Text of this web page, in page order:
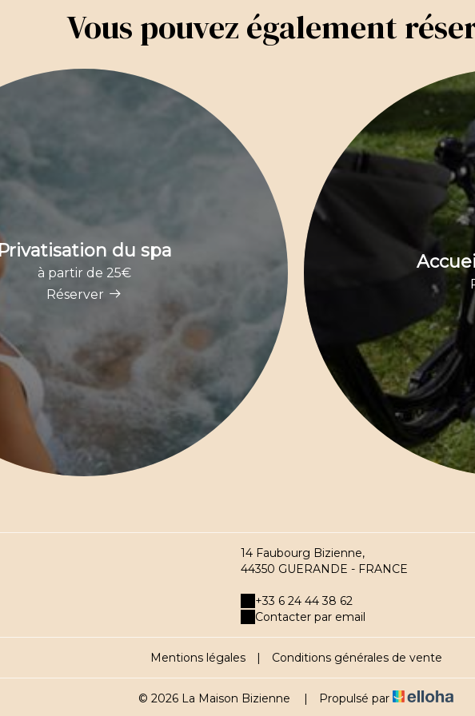
Vous pouvez également
Privatisation du spa
à partir de 25€
Réserver
14 Faubourg Bizienne,
44350 GUERANDE - FRANCE
+33 6 24 44 38 62
Contacter par email
Mentions légales | Conditions générales de vente
© 2026 La Maison Bizienne | Propulsé par